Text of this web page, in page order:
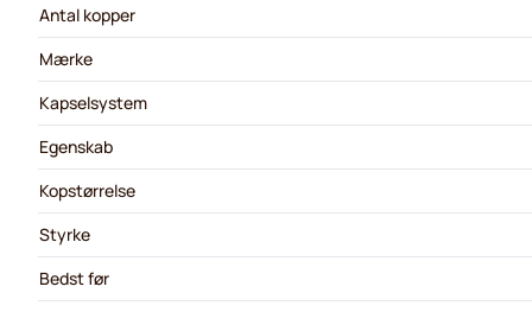
Antal kopper
Mærke
Kapselsystem
Egenskab
Kopstørrelse
Styrke
Bedst før